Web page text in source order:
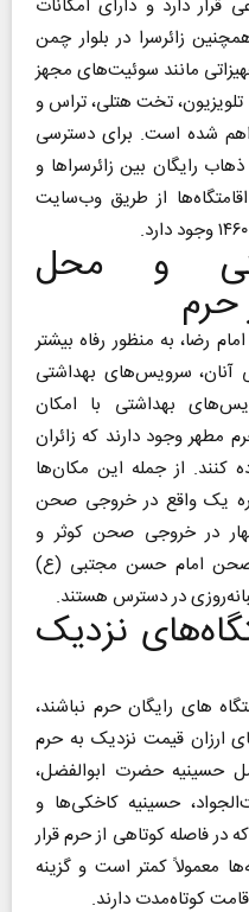
دارد و دارای امکانات
زائرسرا در بلوار چمن
مانند سوئیت‌های مجهز
تخت هتلی، تراس و
شده است. برای دسترسی
رایگان بین زائرسراها و
از طریق وب‌سایت
و محل
حرم
رضا، به منظور رفاه بیشتر
آنان، سرویس‌های بهداشتی
بهداشتی با امکان
مطهر وجود دارند که زائران
کنند. از جمله این مکان‌ها
یک واقع در خروجی صحن
در خروجی صحن کوثر و
صحن امام حسن مجتبی (ع)
در دسترس هستند.
نزدیک
های رایگان حرم نباشند،
ارزان قیمت نزدیک به حرم
حسینیه حضرت ابوالفضل،
حسینیه کاخکی‌ها و
فاصله کوتاهی از حرم قرار
معمولاً کمتر است و گزینه
کوتاه‌مدت دارند.